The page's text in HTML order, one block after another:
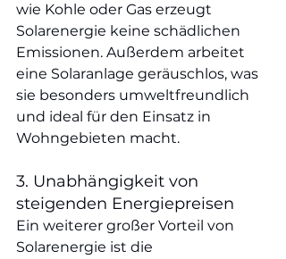
wie Kohle oder Gas erzeugt
Solarenergie keine schädlichen
Emissionen. Außerdem arbeitet
eine Solaranlage geräuschlos, was
sie besonders umweltfreundlich
und ideal für den Einsatz in
Wohngebieten macht.
3. Unabhängigkeit von
steigenden Energiepreisen
Ein weiterer großer Vorteil von
Solarenergie ist die